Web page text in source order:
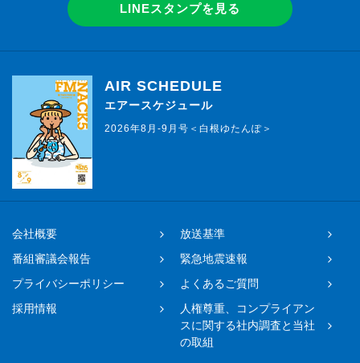
LINEスタンプを見る
AIR SCHEDULE
エアースケジュール
2026年8月-9月号＜白根ゆたんぽ＞
会社概要
放送基準
番組審議会報告
緊急地震速報
プライバシーポリシー
よくあるご質問
採用情報
人権尊重、コンプライアン
スに関する社内調査と当社
の取組